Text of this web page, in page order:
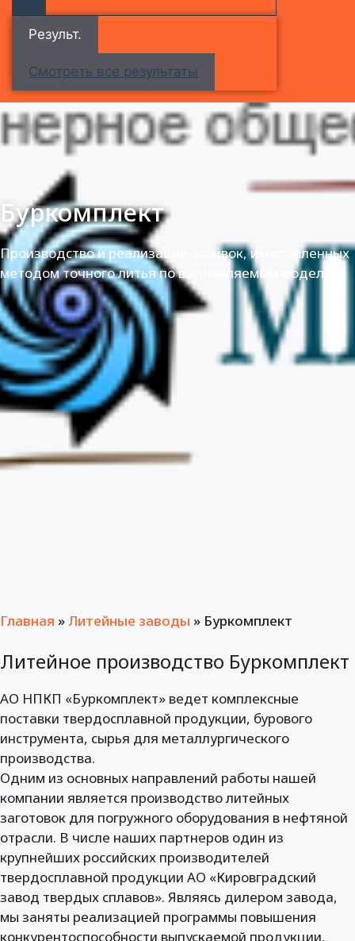
Результ.
Смотреть все результаты
Буркомплект
Производство и реализация отливок, изготовленных
методом точного литья по выплавляемым моделям.
Главная »Литейные заводы » Буркомплект
Литейное производство Буркомплект
АО НПКП «Буркомплект» ведет комплексные
поставки твердосплавной продукции, бурового
инструмента, сырья для металлургического
производства.
Одним из основных направлений работы нашей
компании является производство литейных
заготовок для погружного оборудования в нефтяной
отрасли. В числе наших партнеров один из
крупнейших российских производителей
твердосплавной продукции АО «Кировградский
завод твердых сплавов». Являясь дилером завода,
мы заняты реализацией программы повышения
конкурентоспособности выпускаемой продукции,